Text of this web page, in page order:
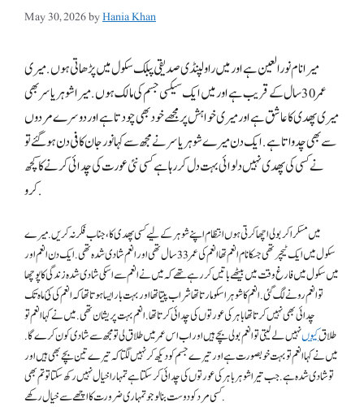
May 30, 2026byHania Khan
میرا نام نورالعین ہے اور میں راولپنڈی صدیقی پبلک سکول میں پڑھاتی ہوں. میری
عمر 30 سال کے قریب ہے اور میں ایک سیکسی جسم کی مالک ہوں. میرا شوہر یاسر بھی
میری پھدی کا عاشق ہے اور میری خواہش پر مجھے خود بھی چودتا ہے اور دوسرے مردوں
سے بھی چدواتا ہے. ایک دن میرے شوہر یاسر نے مجھ سے کہا نور جان کافی دن ہوگئے تو
نے کسی کی پھدی نہیں دلوائی بہت دل کر رہا ہے کسی نئی عورت کی چدائی کرنے کا کچھ
کرو.
میں مسکرا کر بولی اچھا کرتی ہوں انتظام اپنے شوہر کے لیے کسی پھدی کا، جناب فکر نہ کریں. میرے
سکول میں ایک ٹیچر تھی جسکا نام انعم تھا انعم کی عمر 33 سال تھی اور انعم شادی شدہ تھی. ایک دن انعم اور
میں سکول میں فارغ وقت میں بیٹھے باتیں کر رہے تھے کہ میں نے انعم سے اسکی شادی شدہ زندگی کا پوچھا
تو انعم رونے لگ گئی. انعم کا شوہر اسکو مارتا تھا شراب پیتا تھا اور بہت بار ایسا ہوتا تھا کہ انعم کی کئ ماہ تک
چدائی بھی نہیں کرتا تھا باہر کی عورتوں کی چدائی کرتا تھا. انعم بہت پریشان تھی. میں نے کہا انعم تو
طلاقکیوںنہیں لے لیتی تو انعم بولی بچے ہیں اور اب اس عمر میں طلاق لی تو مجھ سے شادی کون کرے گا.
میں نے کہا انعم تو بہت خوبصورت ہے اور تیرے جسم کو دیکھ کر نہیں لگتا کہ تیرے تین بچے بھی ہیں اور
تو شادی شدہ ہے. جب تیرا شوہر باہر کی عورتوں کی چدائی کر سکتا ہے تمہارا خیال نہیں رکھ سکتا تو تم بھی
کسی مرد کو دوست بنا لو جو تمہاری ضرورت کا اچھے سے خیال رکھے.